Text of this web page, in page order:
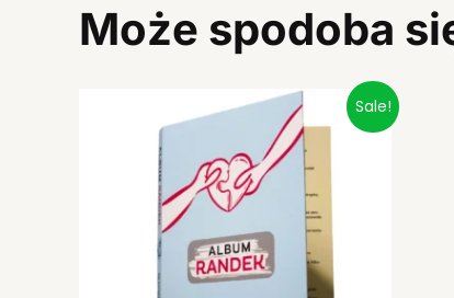
Może spodoba
Sale!
Pierwotna
wynosiła:
139,00 zł.
Aktualna
cena
wynosi:
89,00 zł.